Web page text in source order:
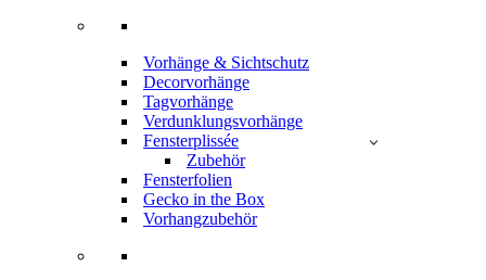
Vorhänge & Sichtschutz
Decorvorhänge
Tagvorhänge
Verdunklungsvorhänge
Fensterplissée
Zubehör
Fensterfolien
Gecko in the Box
Vorhangzubehör